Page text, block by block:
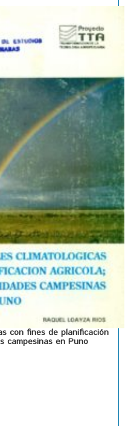
con fines de planificación
campesinas en Puno